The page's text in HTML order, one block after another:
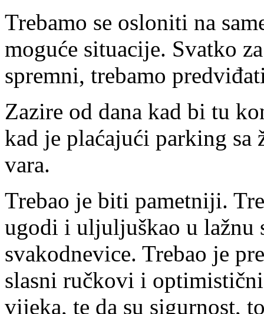
Trebamo se osloniti na
moguće situacije. Svatko
spremni, trebamo
Zazire od dana kad bi tu
kad je plaćajući parking sa
vara.
Trebao je biti pametniji.
ugodi i uljuljuškao u lažnu
svakodnevice. Trebao je
slasni ručkovi i
vijeka, te da su sigurnost,